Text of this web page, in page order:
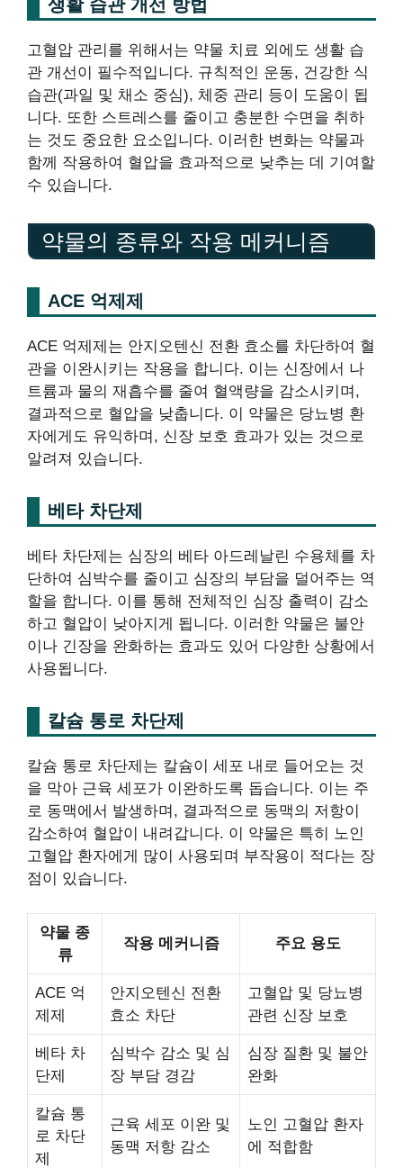
생활 습관 개선 방법
고혈압 관리를 위해서는 약물 치료 외에도 생활 습
관 개선이 필수적입니다. 규칙적인 운동, 건강한 식
습관(과일 및 채소 중심), 체중 관리 등이 도움이 됩
니다. 또한 스트레스를 줄이고 충분한 수면을 취하
는 것도 중요한 요소입니다. 이러한 변화는 약물과
함께 작용하여 혈압을 효과적으로 낮추는 데 기여할
수 있습니다.
약물의 종류와 작용 메커니즘
ACE 억제제
ACE 억제제는 안지오텐신 전환 효소를 차단하여 혈
관을 이완시키는 작용을 합니다. 이는 신장에서 나
트륨과 물의 재흡수를 줄여 혈액량을 감소시키며,
결과적으로 혈압을 낮춥니다. 이 약물은 당뇨병 환
자에게도 유익하며, 신장 보호 효과가 있는 것으로
알려져 있습니다.
베타 차단제
베타 차단제는 심장의 베타 아드레날린 수용체를 차
단하여 심박수를 줄이고 심장의 부담을 덜어주는 역
할을 합니다. 이를 통해 전체적인 심장 출력이 감소
하고 혈압이 낮아지게 됩니다. 이러한 약물은 불안
이나 긴장을 완화하는 효과도 있어 다양한 상황에서
사용됩니다.
칼슘 통로 차단제
칼슘 통로 차단제는 칼슘이 세포 내로 들어오는 것
을 막아 근육 세포가 이완하도록 돕습니다. 이는 주
로 동맥에서 발생하며, 결과적으로 동맥의 저항이
감소하여 혈압이 내려갑니다. 이 약물은 특히 노인
고혈압 환자에게 많이 사용되며 부작용이 적다는 장
점이 있습니다.
약물 종
류
작용 메커니즘 주요 용도
ACE 억
제제
안지오텐신 전환
효소 차단
고혈압 및 당뇨병
관련 신장 보호
베타 차
단제
심박수 감소 및 심
장 부담 경감
심장 질환 및 불안
완화
칼슘 통
로 차단
제
근육 세포 이완 및
동맥 저항 감소
노인 고혈압 환자
에 적합함